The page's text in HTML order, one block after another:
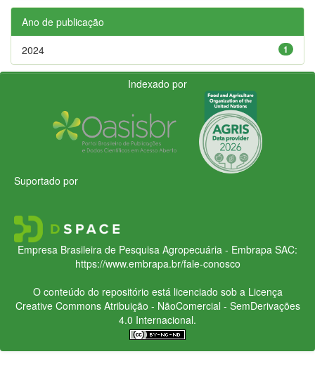
Ano de publicação
1
2024
Indexado por
Suportado por
Empresa Brasileira de Pesquisa Agropecuária - Embrapa SAC:
https://www.embrapa.br/fale-conosco
O conteúdo do repositório está licenciado sob a Licença
Creative CommonsAtribuição - NãoComercial - SemDerivações
4.0 Internacional.